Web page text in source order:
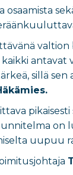
sillä sen
on
uupuu